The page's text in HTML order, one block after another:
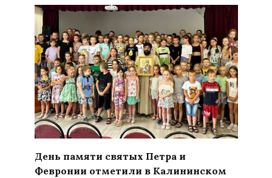
День памяти святых Петра и
Февронии отметили в Калининском